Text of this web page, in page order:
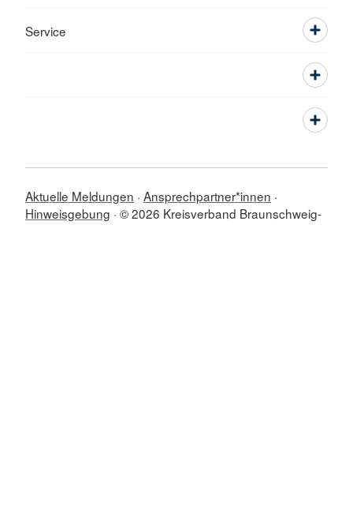
Service
Aktuelle Meldungen Ansprechpartner*innen
Hinweisgebung © 2026 Kreisverband Braunschweig-